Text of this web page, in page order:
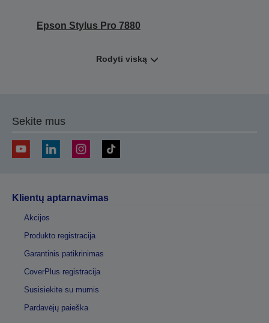
Epson Stylus Pro 7880
Rodyti viską
Sekite mus
Klientų aptarnavimas
Akcijos
Produkto registracija
Garantinis patikrinimas
CoverPlus registracija
Susisiekite su mumis
Pardavėjų paieška